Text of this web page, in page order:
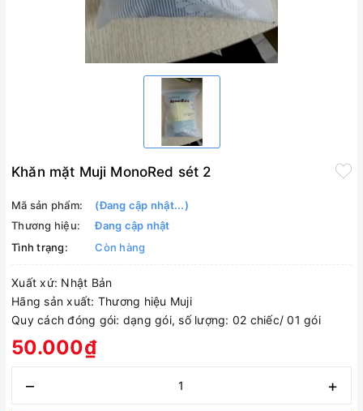
Khăn mặt Muji MonoRed sét 2
Mã sản phẩm:
(Đang cập nhật...)
Thương hiệu:
Đang cập nhật
Tình trạng:
Còn hàng
Xuất xứ: Nhật Bản
Hãng sản xuất: Thương hiệu Muji
Quy cách đóng gói: dạng gói, số lượng: 02 chiếc/ 01 gói
50.000₫
– +